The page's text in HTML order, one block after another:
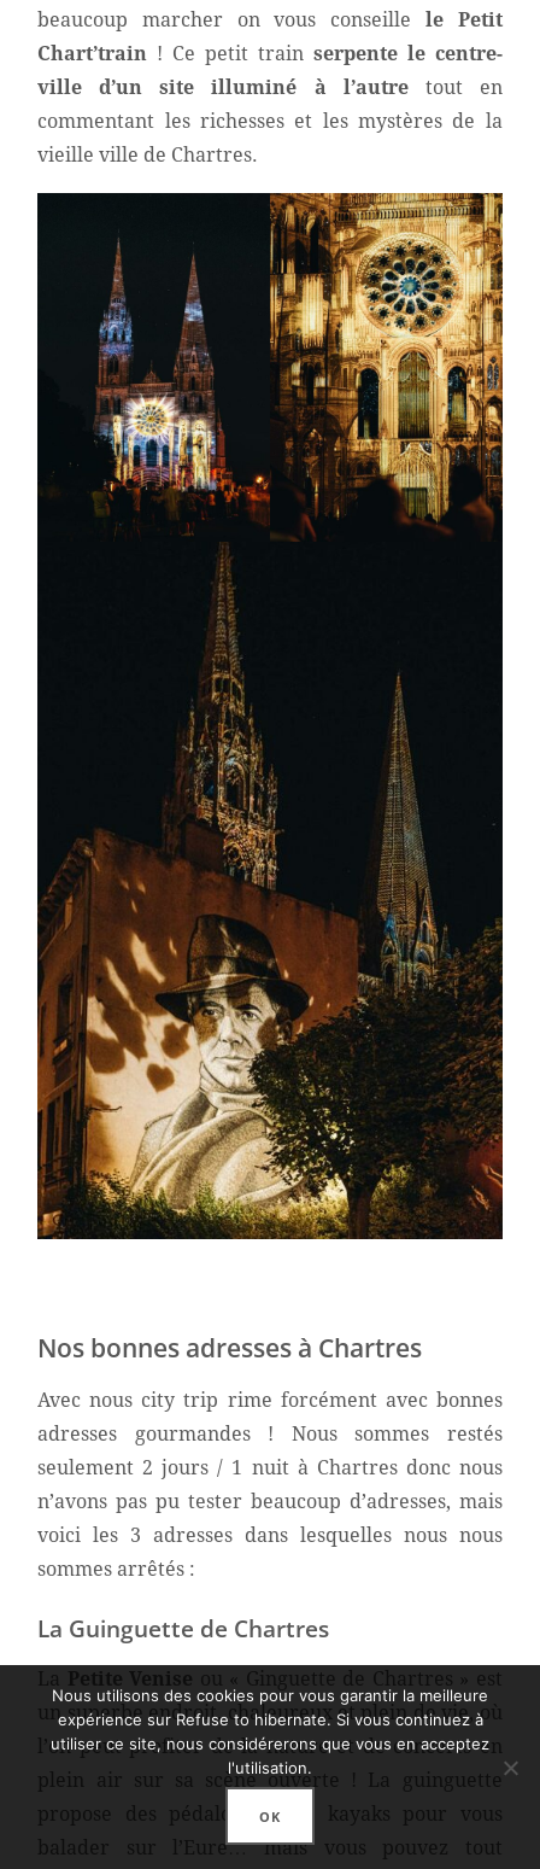
beaucoup marcher on vous conseille le Petit
Chart’train ! Ce petit train serpente le centre-
ville d’un site illuminé à l’autretout en
commentant les richesses et les mystères de la
vieille ville de Chartres.
Nos bonnes adresses à Chartres
Avec nous city trip rime forcément avec bonnes
adresses gourmandes ! Nous sommes restés
seulement 2 jours / 1 nuit à Chartres donc nous
n’avons pas pu tester beaucoup d’adresses, mais
voici les 3 adresses dans lesquelles nous nous
sommes arrêtés :
La Guinguette de Chartres
La Petite Venise ou « Ginguette de Chartres » est
un superbe endroit, chaleureux et plein de vie, où
l’on peut profiter de la nature et de concerts en
plein air sur sa scène ouverte ! La guinguette
propose des pédalos et des kayaks pour vous
balader sur l’Eure… mais vous pouvez tout
Nous utilisons des cookies pour vous garantir la meilleure
expérience sur Refuse to hibernate. Si vous continuez à
utiliser ce site, nous considérerons que vous en acceptez
l'utilisation.
OK